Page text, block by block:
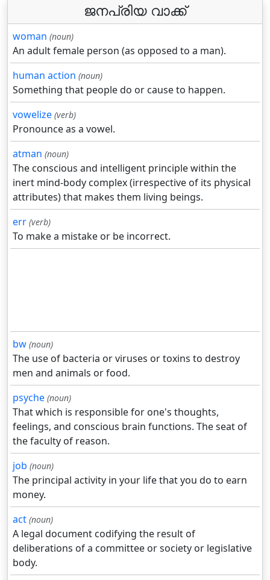
ജനപ്രിയ വാക്ക്
woman (noun)
An adult female person (as opposed to a man).
human action (noun)
Something that people do or cause to happen.
vowelize (verb)
Pronounce as a vowel.
atman (noun)
The conscious and intelligent principle within the
inert mind-body complex (irrespective of its physical
attributes) that makes them living beings.
err (verb)
To make a mistake or be incorrect.
bw (noun)
The use of bacteria or viruses or toxins to destroy
men and animals or food.
psyche (noun)
That which is responsible for one's thoughts,
feelings, and conscious brain functions. The seat of
the faculty of reason.
job (noun)
The principal activity in your life that you do to earn
money.
act (noun)
A legal document codifying the result of
deliberations of a committee or society or legislative
body.